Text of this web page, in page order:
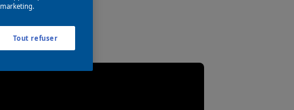
Tout refuser